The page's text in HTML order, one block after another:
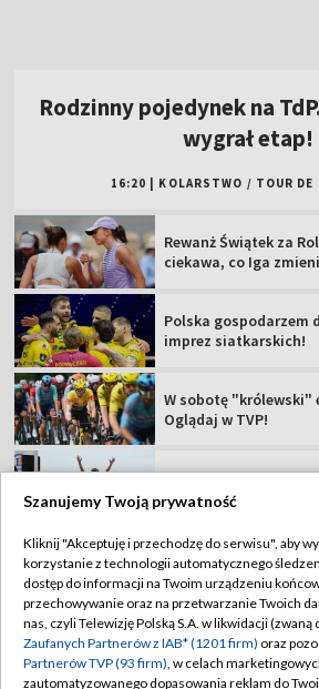
Polska gospodarzem
imprez siatkarskich!
W sobotę "królewski"
Popis Polki na
Rajdowe
TVP
Abonament TVP
Sklep TVP
Biuro Reklamy
Regulamin TVP
Polityka
Moje zgody
Szanujemy Twoją prywatność
Kliknij "Akceptuję i przechodzę do serwisu", aby
korzystanie z technologii automatycznego
dostęp do informacji na Twoim urządzeniu
przechowywanie oraz na przetwarzanie Twoich
nas, czyli Telewizję Polską S.A. w likwidacji (zwaną
Zaufanych Partnerów z IAB* (1201 firm) oraz
Partnerów TVP (93 firm), w celach
zautomatyzowanego dopasowania reklam do